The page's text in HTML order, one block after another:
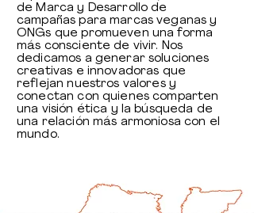
de Marca y Desarrollo de
campañas para marcas veganas y
ONGs que promueven una forma
más consciente de vivir. Nos
dedicamos a generar soluciones
creativas e innovadoras que
reflejan nuestros valores y
conectan con quienes comparten
una visión ética y la búsqueda de
una relación más armoniosa con el
mundo.